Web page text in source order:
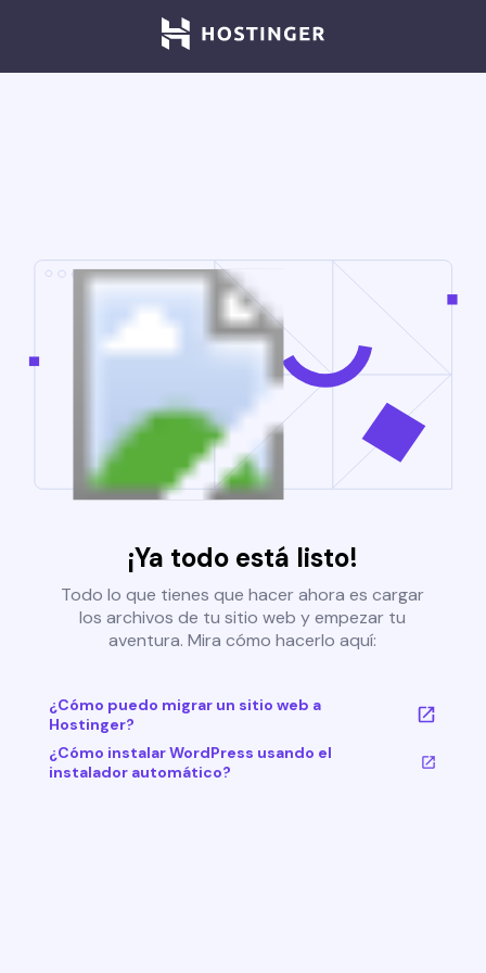
¡Ya todo está listo!
Todo lo que tienes que hacer ahora es cargar
los archivos de tu sitio web y empezar tu
aventura. Mira cómo hacerlo aquí:
¿Cómo puedo migrar un sitio web a
Hostinger?
¿Cómo instalar WordPress usando el
instalador automático?